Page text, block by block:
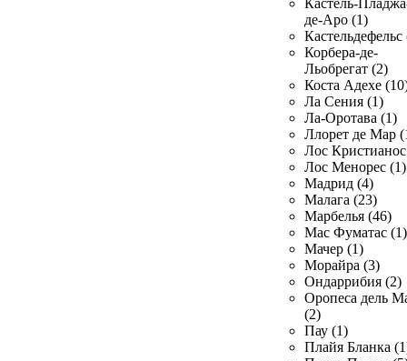
Кастель-
де-Аро (1)
Кастельдефельс
Корбера-де-
Льобрегат (2)
Коста Адехе
Ла Сения (1)
Ла-Оротава (1)
Ллорет де Мар
Лос
Лос Менорес (1)
Мадрид (4)
Малага (23)
Марбелья (46)
Мас Фуматас (1)
Мачер (1)
Морайра (3)
Ондаррибия (2)
Оропеса дель
(2)
Пау (1)
Плайя Бланка